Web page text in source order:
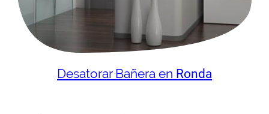
Desatorar Bañera en Ronda